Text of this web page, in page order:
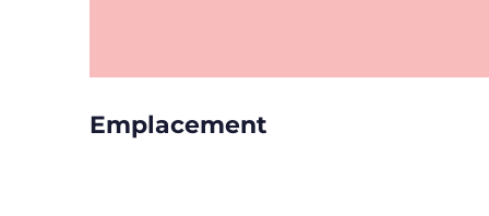
Emplacement